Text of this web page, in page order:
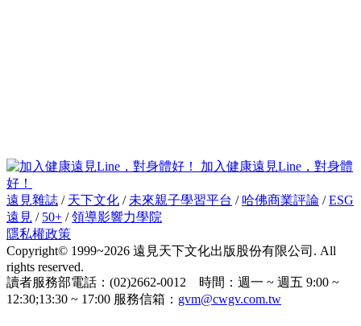
加入健康遠見Line，對身體
好！
遠見雜誌 / 天下文化 / 未來親子學習平台 / 哈佛商業評論 /ESG
遠見 / 50+ /領導影響力學院
隱私權政策
Copyright© 1999~2026 遠見天下文化出版股份有限公司. All
rights reserved.
讀者服務部電話：(02)2662-0012 時間：週一 ~ 週五 9:00 ~
12:30;13:30 ~ 17:00 服務信箱： gvm@cwgv.com.tw